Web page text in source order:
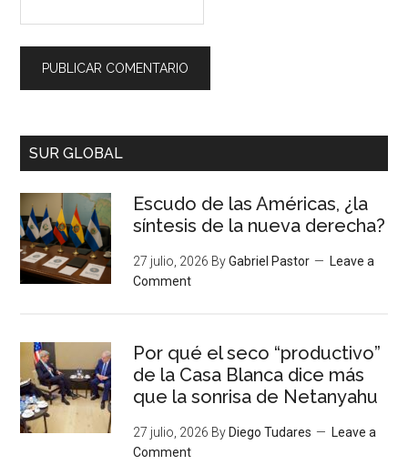
SUR GLOBAL
Escudo de las Américas, ¿la
síntesis de la nueva derecha?
27 julio, 2026 ByGabriel Pastor
Leave a
Comment
Por qué el seco “productivo”
de la Casa Blanca dice más
que la sonrisa de Netanyahu
27 julio, 2026 By Diego Tudares
Leave a
Comment